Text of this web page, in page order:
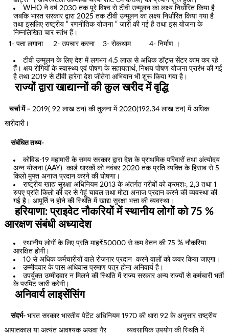
WHO ने वर्ष 2030 तक पूरे विश्व से टीवी उन्मूलन का लक्ष्य निर्धारित किया है
जबकि भारत सरकार द्वारा 2025 तक टीवी उन्मूलन का लक्ष्य निर्धारित किया गया है
तथा इसलिए राष्ट्रीय “ रणनीतिक योजना “ जारी की गई है तथा इस योजना के
निम्नलिखित चार स्तंभ हैं।
1- पता लगाना 2- उपचार करना 3- रोकथाम 4- निर्माण ।
टीवी उन्मूलन के लिए देश में लगभग 4.5 लाख से अधिक डॉट्स सेंटर काम कर रहे
हैं। क्षय रोगियों के स्वास्थ्य एवं पोषण के सहायतार्थ, निक्षय पोषण योजना प्रारंभ की गई
है तथा 2019 से टीवी हारेगा देश जीतेगा अभियान भी शुरू किया गया है।
राज्यों द्वारा खाद्यान्नों की कुल खरीद में वृद्धि
चर्चा में – 2019( 92 लाख टन) की तुलना में 2020(192.34 लाख टन) में अधिक
खरीदारी।
संबंधित तथ्य-
कोविड-19 महामारी के समय सरकार द्वारा देश के प्राथमिक परिवारों तथा अंत्योदय
अन्न योजना (AAY) कार्ड धारकों को नवंबर 2020 तक प्रति व्यक्ति के हिसाब से 5
किलो मुफ्त अनाज प्रदान करने की घोषणा।
राष्ट्रीय खाद्य सुरक्षा अधिनियम 2013 के अंतर्गत गरीबों को क्रमशः, 2,3 तथा 1
रुपए प्रति किलो की दर से गेहूं चावल तथा मोटा अनाज प्रदान करने की व्यवस्था की
गई है। आपूर्ति न होने की स्थिति में खाद्य सुरक्षा भत्ता की व्यवस्था।
हरियाणा: प्राइवेट नौकरियों में स्थानीय लोगों को 75 %
आरक्षण संबंधी अध्यादेश
स्थानीय लोगों के लिए प्रति माह₹50000 से कम वेतन की 75 % नौकरिया
आरक्षित होगी।
10 से अधिक कर्मचारीयों वाले रोजगार प्रदान करने वालों को कवर किया जाएगा।
उम्मीदवार के पास अधिवास प्रमाण पत्र होना अनिवार्य है।
उपर्युक्त उम्मीदवार न मिलने की स्थिति में राज्य सरकार अन्य राज्यों से कर्मचारी भर्ती
के परमिट जारी करेगी।
अनिवार्य लाइसेंसिंग
संदर्भ- भारत सरकार भारतीय पेटेंट अधिनियम 1970 की धारा 92 के अनुसार राष्ट्रीय
आपातकाल या अत्यंत आवश्यक अथवा गैर व्यवसायिक उपयोग की स्थिति में